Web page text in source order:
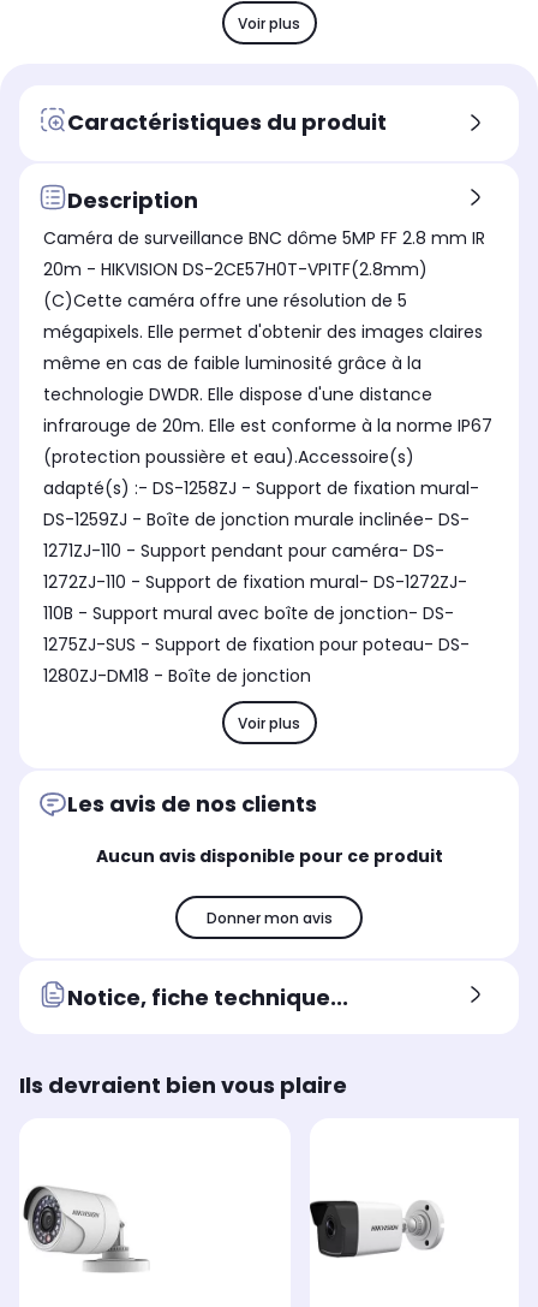
Taille de l'écran
Non
Permet de contrôler votre
maison à distance
Connectée
Fonctionne
Sur secteur ou USB
Wifi
Non
Wi-Fi et Ethernet
Taille de l'écran
Non
Connectée
Fonctionne
Sur secteur ou USB
Wifi
Non
Voir plus
Caractéristiques du produit
Description
Caméra de surveillance BNC dôme 5MP FF 2.8 mm IR
20m - HIKVISION DS-2CE57H0T-VPITF(2.8mm)
(C)Cette caméra offre une résolution de 5
mégapixels. Elle permet d'obtenir des images claires
même en cas de faible luminosité grâce à la
technologie DWDR. Elle dispose d'une distance
infrarouge de 20m. Elle est conforme à la norme IP67
(protection poussière et eau).Accessoire(s)
adapté(s) :- DS-1258ZJ - Support de fixation mural-
DS-1259ZJ - Boîte de jonction murale inclinée- DS-
1271ZJ-110 - Support pendant pour caméra- DS-
1272ZJ-110 - Support de fixation mural- DS-1272ZJ-
110B - Support mural avec boîte de jonction- DS-
1275ZJ-SUS - Support de fixation pour poteau- DS-
1280ZJ-DM18 - Boîte de jonction
Voir plus
Les avis de nos clients
Aucun avis disponible pour ce produit
Donner mon avis
Notice, fiche technique...
Ils devraient bien vous plaire